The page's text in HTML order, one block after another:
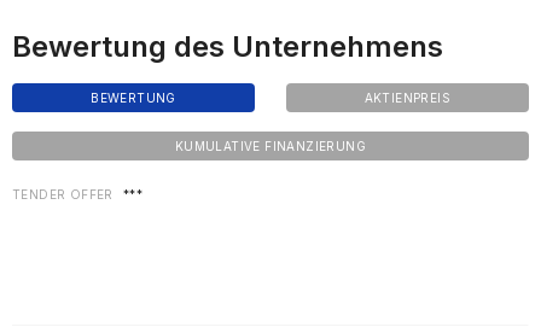
Bewertung des Unternehmens
BEWERTUNG AKTIENPREIS
KUMULATIVE FINANZIERUNG
TENDER OFFER ***